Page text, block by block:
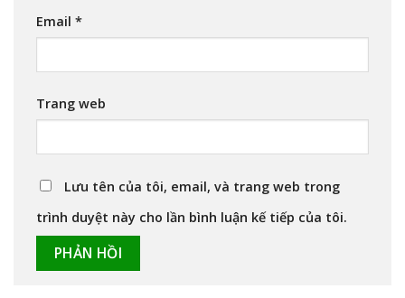
Email *
Trang web
Lưu tên của tôi, email, và trang web trong
trình duyệt này cho lần bình luận kế tiếp của tôi.